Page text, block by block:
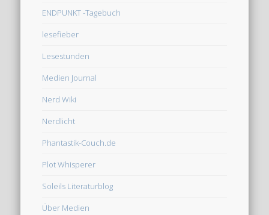
ENDPUNKT -Tagebuch
lesefieber
Lesestunden
Medien Journal
Nerd Wiki
Nerdlicht
Phantastik-Couch.de
Plot Whisperer
Soleils Literaturblog
Über Medien